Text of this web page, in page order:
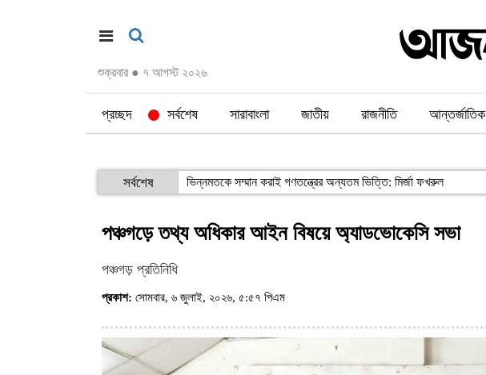
শুক্রবার ● ৭ আগস্ট ২০২৬
প্রচ্ছদ সর্বশেষ সারাবাংলা জাতীয় রাজনীতি আন্তর্জাতিক
সর্বশেষ ভিন্নমতকে সম্মান করাই গণতন্ত্রের অন্যতম ভিত্তি: মির্জা ফখরুল
পঞ্চগড়ে তথ্য অধিকার আইন বিষয়ে অ্যাডভোকেসি সভা
পঞ্চগড় প্রতিনিধি
প্রকাশ: সোমবার, ৬ জুলাই, ২০২৬, ৫:৫৭ পিএম